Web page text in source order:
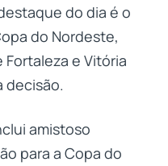
do dia é o
do Nordeste,
e Vitória
decisão.
amistoso
para a Copa do